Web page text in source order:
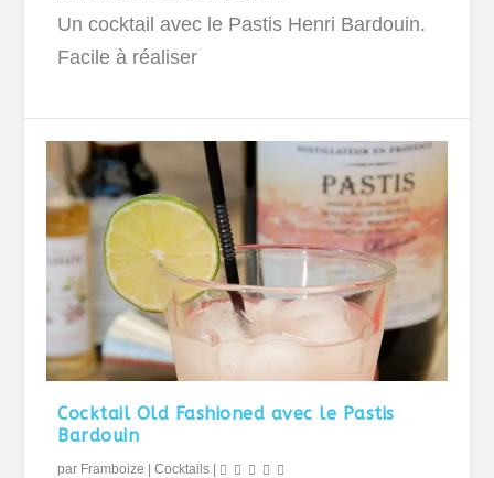
Un cocktail avec le Pastis Henri Bardouin.
Facile à réaliser
Cocktail Old Fashioned avec le Pastis
Bardouin
par Framboize |Cocktails |